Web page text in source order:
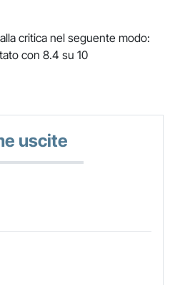
critica nel seguente modo:
con 8.4 su 10
uscite